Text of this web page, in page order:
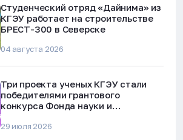
Студенческий отряд «Дайнима» из
КГЭУ работает на строительстве
БРЕСТ-300 в Северске
04 августа 2026
Три проекта ученых КГЭУ стали
победителями грантового
конкурса Фонда науки и
29 июля 2026